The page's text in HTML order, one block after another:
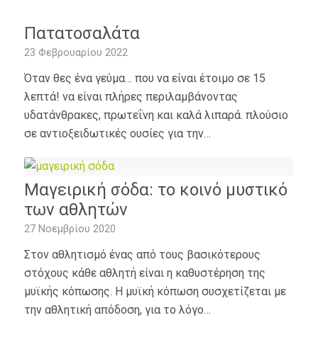
Πατατοσαλάτα
23 Φεβρουαρίου 2022
Όταν θες ένα γεύμα… που να είναι έτοιμο σε 15
λεπτά! να είναι πλήρες περιλαμβάνοντας
υδατάνθρακες, πρωτεΐνη και καλά λιπαρά. πλούσιο
σε αντιοξειδωτικές ουσίες για την…
Μαγειρική σόδα: το κοινό μυστικό
των αθλητών
27 Νοεμβρίου 2020
Στον αθλητισμό ένας από τους βασικότερους
στόχους κάθε αθλητή είναι η καθυστέρηση της
μυϊκής κόπωσης. Η μυϊκή κόπωση συσχετίζεται με
την αθλητική απόδοση, για το λόγο…